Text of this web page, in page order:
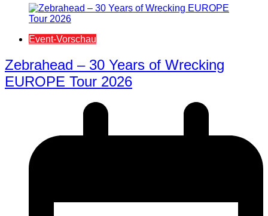
Event-Vorschau
Zebrahead – 30 Years of Wrecking
EUROPE Tour 2026